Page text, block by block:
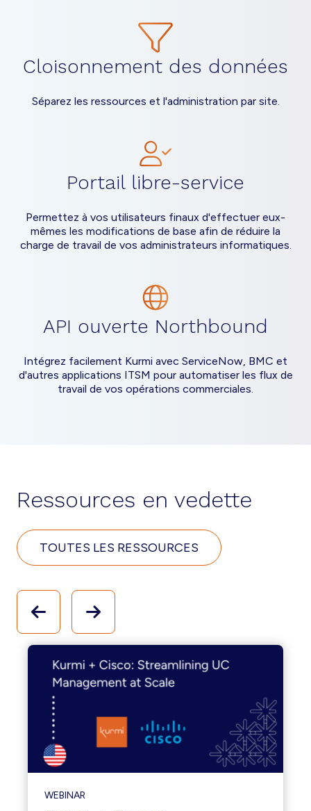
Cloisonnement des données
Séparez les ressources et l'administration par site.
Portail libre-service
Permettez à vos utilisateurs finaux d'effectuer eux-
mêmes les modifications de base afin de réduire la
charge de travail de vos administrateurs informatiques.
API ouverte Northbound
Intégrez facilement Kurmi avec ServiceNow, BMC et
d'autres applications ITSM pour automatiser les flux de
travail de vos opérations commerciales.
Ressources en vedette
TOUTES LES RESSOURCES
WEBINAR